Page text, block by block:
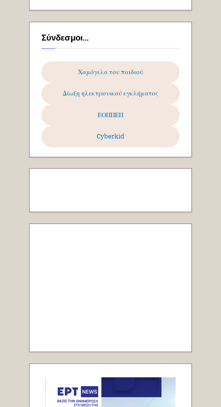
Σύνδεσμοι...
Χαμόγελο του παιδιού
Δίωξη ηλεκτρονικού εγκλήματος
ΕΟΠΠΕΠ
Cyberkid